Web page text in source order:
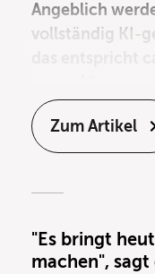
Angeblich
vollständig KI-
KI-Welle
Zum Artikel
"Es bringt
machen",